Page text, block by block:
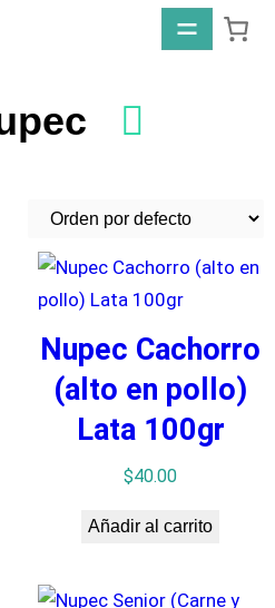
Nupec Cachorro
(alto en pollo)
Lata 100gr
$40.00
Añadir al carrito